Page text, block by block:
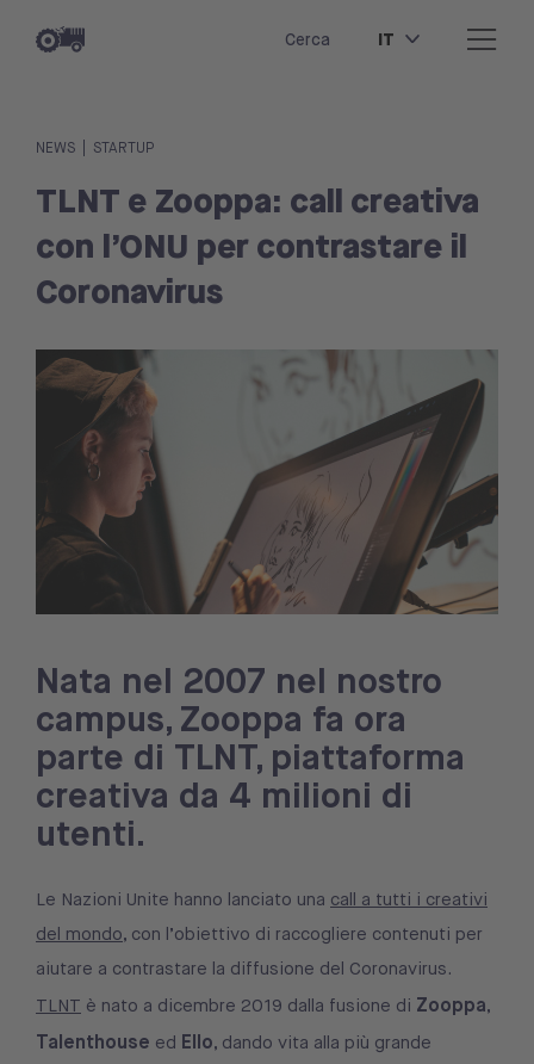
Cerca IT
NEWS STARTUP
TLNT e Zooppa: call creativa
con l’ONU per contrastare il
Coronavirus
Nata nel 2007 nel nostro
campus, Zooppa fa ora
parte di TLNT, piattaforma
creativa da 4 milioni di
utenti.
Le Nazioni Unite hanno lanciato una call a tutti i creativi
del mondo, con l’obiettivo di raccogliere contenuti per
aiutare a contrastare la diffusione del Coronavirus.
TLNT è nato a dicembre 2019 dalla fusione di Zooppa,
Talenthouse ed Ello, dando vita alla più grande